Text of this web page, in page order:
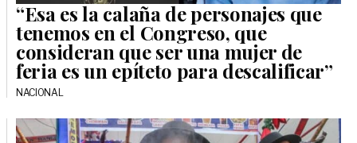
“Esa es la calaña de personajes que
tenemos en el Congreso, que
consideran que ser una mujer de
feria es un epíteto para descalificar”
NACIONAL